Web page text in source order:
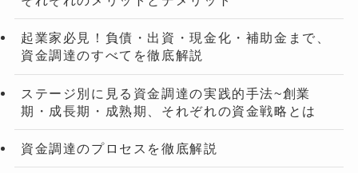
起業家必見！負債・出資・現金化・補助金まで、
資金調達のすべてを徹底解説
ステージ別に見る資金調達の実践的手法~創業
期・成長期・成熟期、それぞれの資金戦略とは
資金調達のプロセスを徹底解説